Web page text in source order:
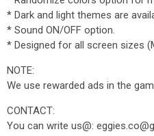
* Dark and light themes are
* Sound ON/OFF option.
* Designed for all screen sizes
NOTE:
We use rewarded ads in the
CONTACT:
You can write us@: